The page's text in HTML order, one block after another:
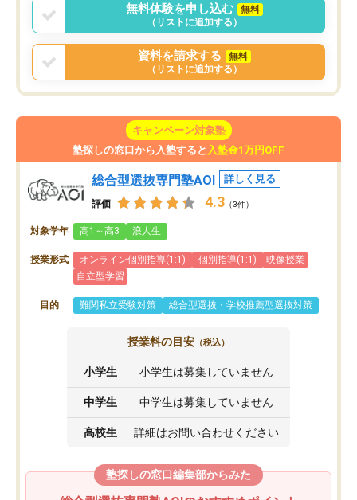
無料体験を申し込む
無料
（リストに追加する）
資料を請求する
無料
（リストに追加する）
キャンペーン対象塾
塾探しの窓口から入塾すると 入塾金1万円OFF
総合型選抜専門塾AOI 詳しく見る
評価 4.3 （3件）
対象学年 高1～高3 浪人生
授業形式 オンライン個別指導(1:1) 個別指導(1:1)
映像授業
自立型学習
目的 難関私立受験対策 総合型選抜・学校推薦型選抜対策
授業料の目安 （税込）
小学生 小学生は募集していません
中学生 中学生は募集していません
高校生 詳細はお問い合わせください
塾探しの窓口編集部からみた